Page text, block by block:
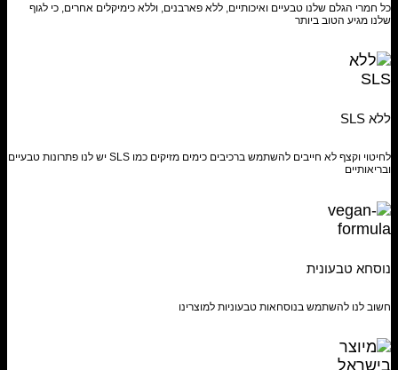
כל חמרי הגלם שלנו טבעיים ואיכותיים, ללא פארבנים, וללא כימיקלים אחרים, כי לגוף
שלנו מגיע הטוב ביותר
ללא SLS
לחיטוי וקצף לא חייבים להשתמש ברכיבים כימים מזיקים כמו SLS יש לנו פתרונות טבעיים
ובריאותיים
נוסחא טבעונית
חשוב לנו להשתמש בנוסחאות טבעוניות למוצרינו